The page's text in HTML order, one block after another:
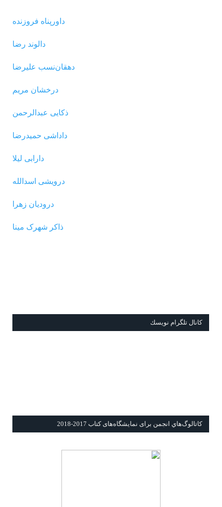
داورپناه فروزنده
دالوند رضا
دهقان‌نسب علیرضا
درخشان مریم
ذکایی عبدالرحمن
داداشی حمیدرضا
دارابی لیلا
درویشی اسدالله
درودیان زهرا
ذاکر شهرک مینا
كانال تلگرام نويسك
كاتالوگ‌هاي انجمن برای نمايشگاه‌های كتاب 2017-2018